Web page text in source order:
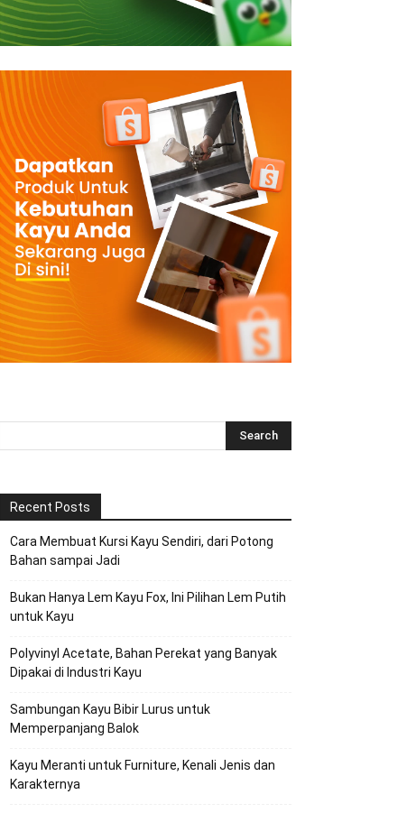
Recent Posts
Cara Membuat Kursi Kayu Sendiri, dari Potong
Bahan sampai Jadi
Bukan Hanya Lem Kayu Fox, Ini Pilihan Lem Putih
untuk Kayu
Polyvinyl Acetate, Bahan Perekat yang Banyak
Dipakai di Industri Kayu
Sambungan Kayu Bibir Lurus untuk
Memperpanjang Balok
Kayu Meranti untuk Furniture, Kenali Jenis dan
Karakternya